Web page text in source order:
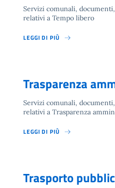
Servizi comunali,
relativi a Tempo libero
LEGGI DI PIÙ
Trasparenza
Servizi comunali,
relativi a Trasparenza
LEGGI DI PIÙ
Trasporto